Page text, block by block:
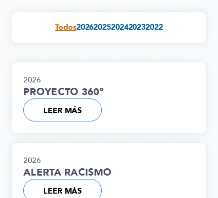
Todos20262025202420232022
2026
PROYECTO 360º
LEER MÁS
2026
ALERTA RACISMO
LEER MÁS